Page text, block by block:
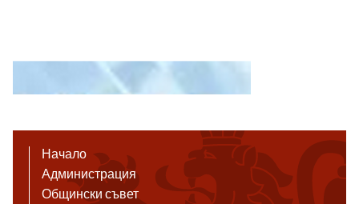
Начало
Администрация
Общински съвет